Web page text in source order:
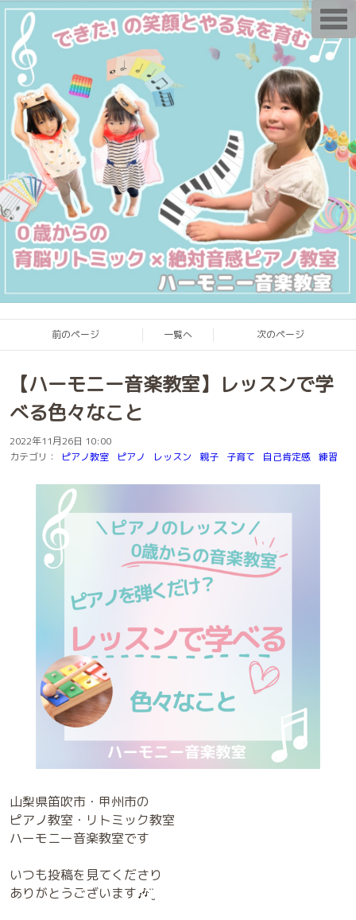
前のページ 一覧へ 次のページ
【ハーモニー音楽教室】レッスンで学
べる色々なこと
2022年11月26日 10:00
カテゴリ：
ピアノ教室 ピアノ レッスン 親子 子育て 自己肯定感 練習
山梨県笛吹市・甲州市の
ピアノ教室・リトミック教室
ハーモニー音楽教室です
いつも投稿を見てくださり
ありがとうございます🎶¨̮
T
o
g
g
l
g
a
t